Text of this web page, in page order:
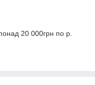
20 000грн по р.